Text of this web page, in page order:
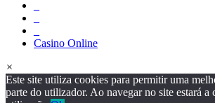
Casino Online
×
Este site utiliza cookies para permitir uma
parte do utilizador. Ao navegar no site estará a